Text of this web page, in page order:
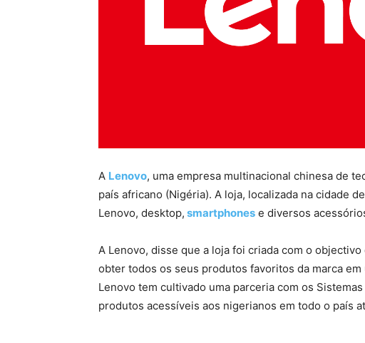
A Lenovo, uma empresa multinacional chinesa de
país africano (Nigéria). A loja, localizada na cidade de
Lenovo, desktop, smartphones e diversos
A Lenovo, disse que a loja foi criada com o
obter todos os seus produtos favoritos da marca
Lenovo tem cultivado uma parceria com os
produtos acessíveis aos nigerianos em todo o país